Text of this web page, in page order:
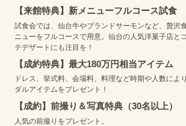
【来館特典】新メニューフルコース試食
試食会では、仙台牛やブランドサーモンなど、贅沢
ニューをフルコースで用意。仙台の人気洋菓子店と
テデザートにも注目を！
【成約特典】最大180万円相当アイテム
ドレス、挙式料、会場料、料理など時期や人数によ
ダルアイテムをプレゼント！
【成約】前撮り＆写真特典（30名以上）
人気の前撮りをプレゼント。